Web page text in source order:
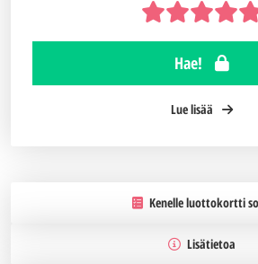
Hae!
Lue lisää
Kenelle luottokortti
Lisätietoa